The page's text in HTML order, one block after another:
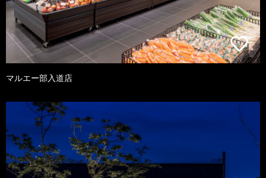
マルエー部入道店